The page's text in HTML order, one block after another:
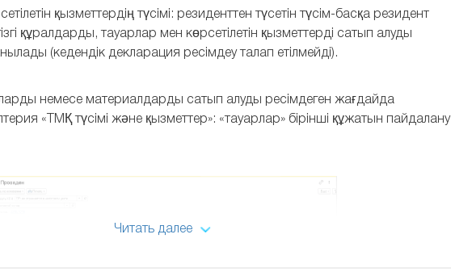
қызметтердің түсімі: резиденттен түсетін түсім-басқа резидент
құралдарды, тауарлар мен көрсетілетін қызметтерді сатып алуды
(кедендік декларация ресімдеу талап етілмейді).
немесе материалдарды сатып алуды ресімдеген жағдайда
«ТМҚ түсімі және қызметтер»: «тауарлар» бірінші құжатын пайдалану
Читать далее